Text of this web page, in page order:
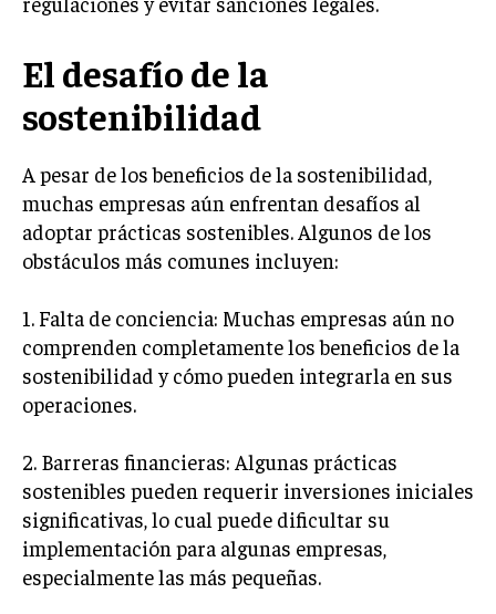
PROYECTOS
GESTIÓN DE PROYECTOS
GESTIÓN DE OPERACIONES Y CADENA DE
SUMINISTRO
LOGÍSTICA EMPRESARIAL
TALENTOS
RECURSOS HUMANOS Y GESTIÓN DEL
TALENTO
COMPENSACIÓN Y BENEFICIOS
RECLUTAMIENTO Y SELECCIÓN
DESARROLLO DE PERSONAL
GESTIÓN DEL DESEMPEÑO
CULTURA Y CLIMA ORGANIZACIONAL
El desafío de la
sostenibilidad
A pesar de los beneficios de la sostenibilidad,
muchas empresas aún enfrentan desafíos al
adoptar prácticas sostenibles. Algunos de los
obstáculos más comunes incluyen:
1. Falta de conciencia: Muchas empresas aún no
comprenden completamente los beneficios de la
sostenibilidad y cómo pueden integrarla en sus
operaciones.
2. Barreras financieras: Algunas prácticas
sostenibles pueden requerir inversiones iniciales
significativas, lo cual puede dificultar su
implementación para algunas empresas,
especialmente las más pequeñas.